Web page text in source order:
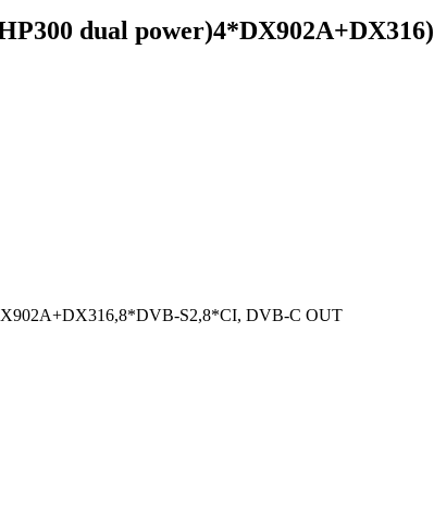
dual power)4*DX902A+DX316)
S2,8*CI, DVB-C OUT